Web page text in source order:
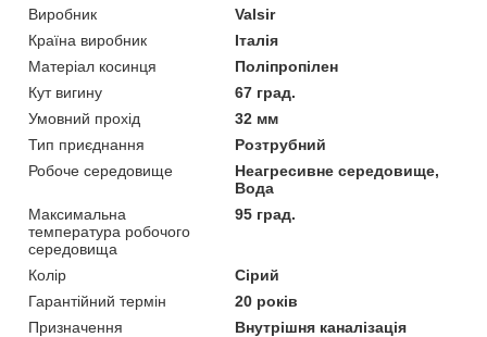
Виробник
Valsir
Країна виробник
Італія
Матеріал косинця
Поліпропілен
Кут вигину
67 град.
Умовний прохід
32 мм
Тип приєднання
Розтрубний
Робоче середовище
Неагресивне середовище,
Вода
Максимальна
температура робочого
середовища
95 град.
Колір
Сірий
Гарантійний термін
20 років
Призначення
Внутрішня каналізація